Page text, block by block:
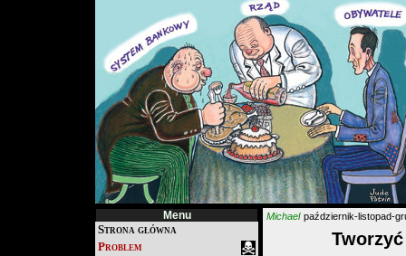
Menu
Strona główna
Problem
Michael październik-listopad-